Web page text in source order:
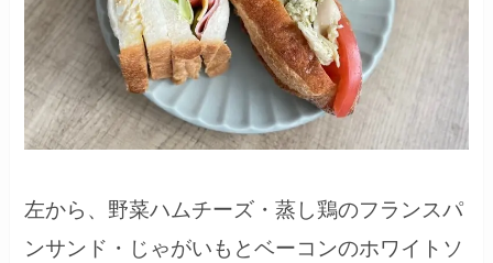
左から、 野菜ハムチーズ・蒸し鶏のフランスパ
ンサンド・じゃがいもとベーコンのホワイトソ